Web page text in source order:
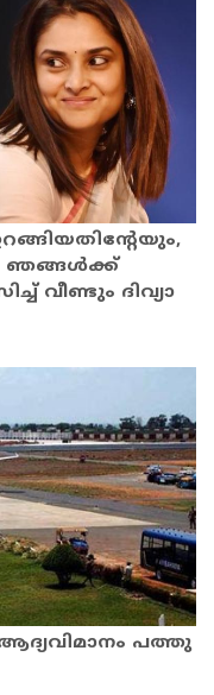
ഞങ്ങൾക്ക്
വീണ്ടും ദിവ്യാ
പത്തു